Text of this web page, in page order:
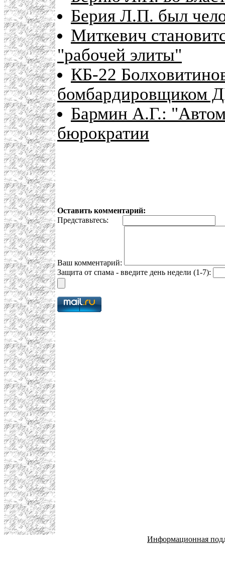
Берия Л.П. был
Миткевич
"рабочей элиты"
КБ-22
бомбардировщиком
Бармин А.Г.:
бюрократии
Оставить комментарий:
Представьтесь:
Ваш комментарий:
Защита от спама - введите день недели (1-7):
Информационная